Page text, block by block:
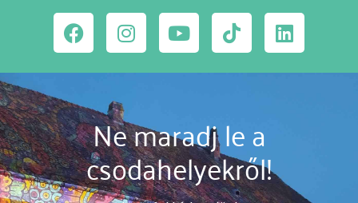
Ne maradj le a
csodahelyekről!